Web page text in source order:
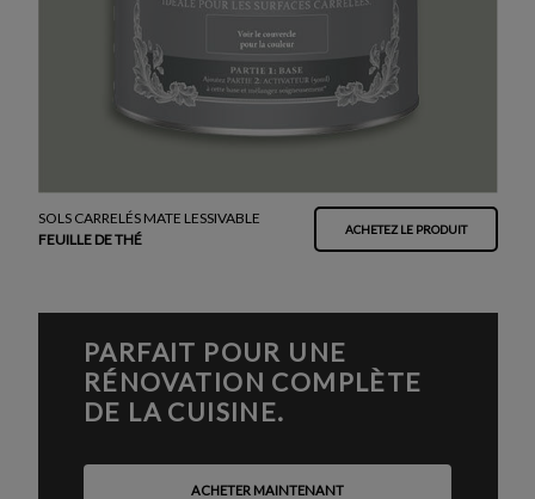
SOLS CARRELÉS MATE LESSIVABLE
FEUILLE DE THÉ
ACHETEZ LE PRODUIT
PARFAIT POUR UNE
RÉNOVATION COMPLÈTE
DE LA CUISINE.
ACHETER MAINTENANT